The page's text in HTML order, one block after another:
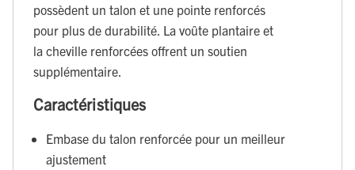
possèdent un talon et une pointe renforcés
pour plus de durabilité. La voûte plantaire et
la cheville renforcées offrent un soutien
supplémentaire.
Caractéristiques
Embase du talon renforcée pour un meilleur
ajustement